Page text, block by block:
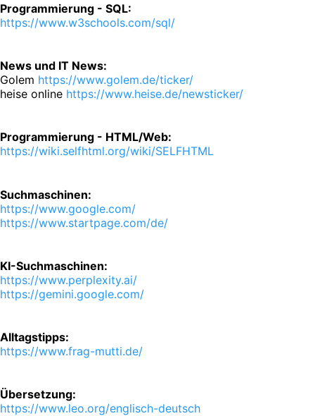
Programmierung - SQL:
https://www.w3schools.com/sql/
News und IT News:
Golem https://www.golem.de/ticker/
heise online https://www.heise.de/newsticker/
Programmierung - HTML/Web:
https://wiki.selfhtml.org/wiki/SELFHTML
Suchmaschinen:
https://www.google.com/
https://www.startpage.com/de/
KI-Suchmaschinen:
https://www.perplexity.ai/
https://gemini.google.com/
Alltagstipps:
https://www.frag-mutti.de/
Übersetzung:
https://www.leo.org/englisch-deutsch